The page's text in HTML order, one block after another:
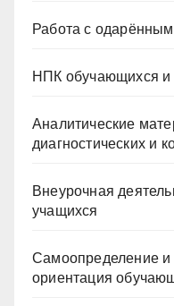
Работа с
НПК обучающихся и
Аналитические
диагностических и
Внеурочная
учащихся
Самоопределение
ориентация